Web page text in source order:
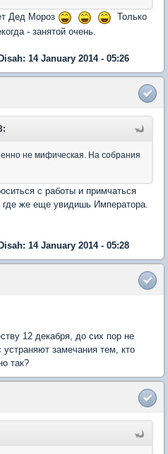
Дед Мороз
Только
- занятой очень.
14 January 2014 - 05:26
не мифическая. На собрания
с работы и примчаться
же еще увидишь Императора.
14 January 2014 - 05:28
12 декабря, до сих пор не
устраняют замечания тем, кто
так?